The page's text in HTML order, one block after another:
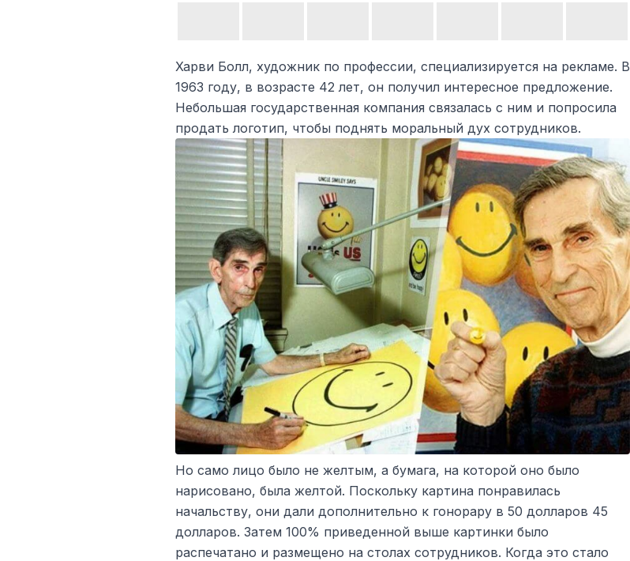
Харви Болл, художник по профессии, специализируется на рекламе. В
1963 году, в возрасте 42 лет, он получил интересное предложение.
Небольшая государственная компания связалась с ним и попросила
продать логотип, чтобы поднять моральный дух сотрудников.
Но само лицо было не желтым, а бумага, на которой оно было
нарисовано, была желтой. Поскольку картина понравилась
начальству, они дали дополнительно к гонорару в 50 долларов 45
долларов. Затем 100% приведенной выше картинки было
распечатано и размещено на столах сотрудников. Когда это стало